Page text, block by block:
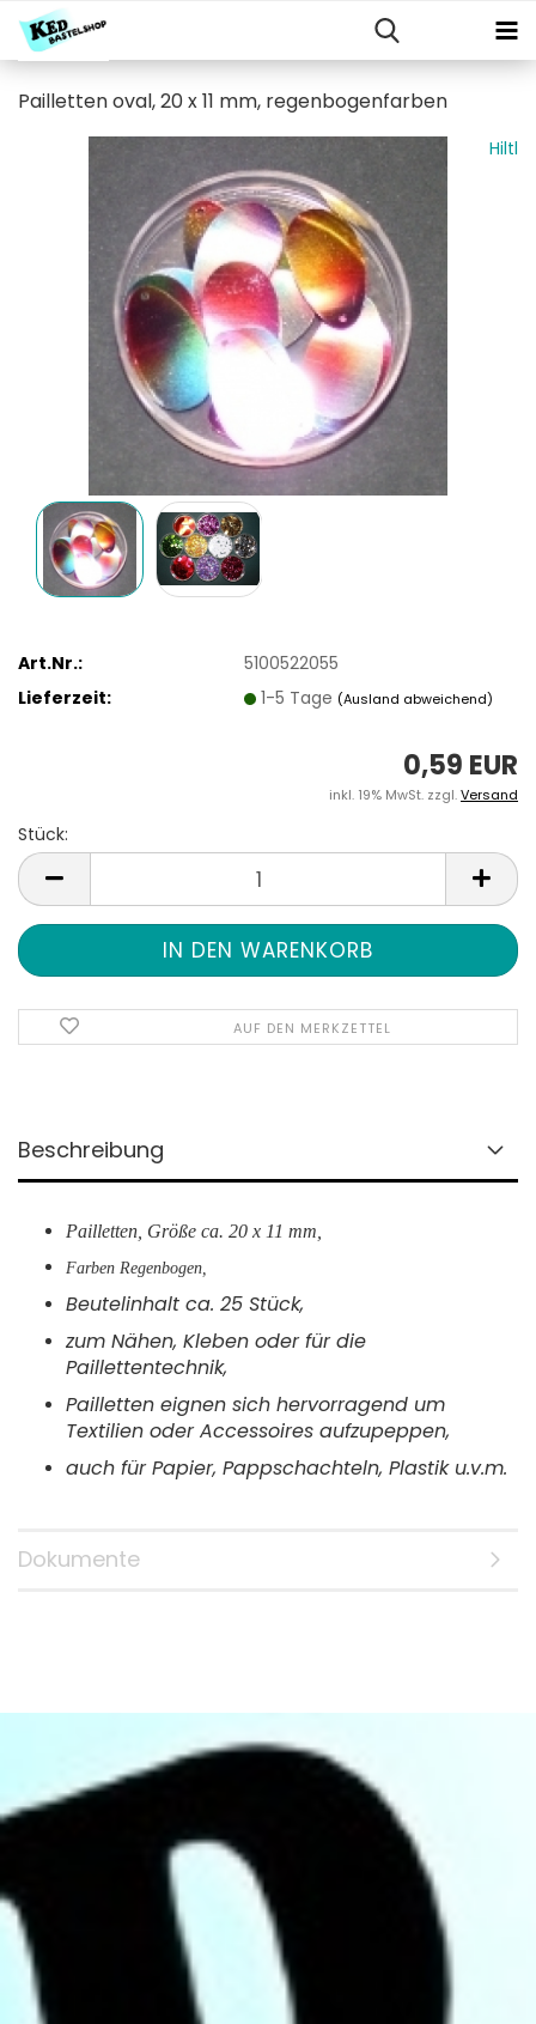
Pailletten oval, 20 x 11 mm, regenbogenfarben
Hiltl
Art.Nr.:
5100522055
Lieferzeit:
1-5 Tage (Ausland abweichend)
0,59 EUR
inkl. 19% MwSt. zzgl.Versand
Stück:
Stück
AUF DEN MERKZETTEL
Beschreibung
Pailletten, Größe ca. 20 x 11 mm,
Farben Regenbogen,
Beutelinhalt ca. 25 Stück,
zum Nähen, Kleben oder für die
Paillettentechnik,
Pailletten eignen sich hervorragend um
Textilien oder Accessoires aufzupeppen,
auch für Papier, Pappschachteln, Plastik u.v.m.
Dokumente